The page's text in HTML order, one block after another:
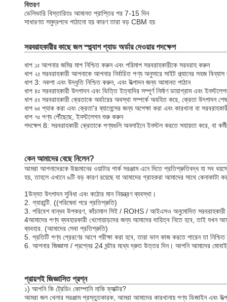
বিতরণ
ডেলিভারি বিস্তারিতঃ আমানত প্রাপ্তির পর 7-15 দিন
সাধারণত সমুদ্রপথে পাঠানো হয় কারণ তারা বড় CBM হয়
সরবরাহকারীর কাছে জল স্প্ল্যাশ প্যাড অর্ডার দেওয়ার পদক্ষেপ
ধাপ ১ঃ আপনার জমির মাপ নিশ্চিত করুন এবং পরিমাপ সরবরাহকারীকে সরবরাহ করুন
ধাপ ২ঃ সরবরাহকারী আপনাকে আপনার নির্বাচিত পণ্য অনুসারে সাইট প্ল্যানের সহজ বিন্যাস
ধাপ 3: নকশা এবং উদ্ধৃতি নিশ্চিত করুন, এবং উত্পাদন জন্য আমানত পাঠান
ধাপ ৪ঃ সরবরাহকারী উৎপাদন এবং ভিত্তি ইত্যাদির সম্পূর্ণ নির্মাণ ডায়াগ্রাম এবং
ধাপ ৫ঃ সরবরাহকারী ক্রেতাকে অর্ডারের অবস্থা সম্পর্কে অবহিত করে, ক্রেতা উৎপাদন
ধাপ ৬ঃ প্যাক করা এবং ক্রেতা'র ব্যালেন্সের জন্য অপেক্ষা করা এবং কারখানা বা
ধাপ ৭ঃ পণ্য পৌঁছেছে, ইনস্টলেশন শুরু করুন
পদক্ষেপ 8: সরবরাহকারী ক্রেতাকে পণ্যগুলি অনলাইনে ইনস্টল করতে সহায়তা করে, বা
কেন আমাদের বেছে নিলেন?
আমরা আপনাদেরকে উচ্চমানের ওয়াটার পার্ক সরঞ্জাম এনে দিতে প্রতিশ্রুতিবদ্ধ যা সব
হয়, তাহলে এখানে ৬টি বড় কারণ রয়েছে যা আমাদের গ্রাহকরা আমাদের সাথে কেনাকাটা
1উন্নত উৎপাদন সুবিধা এবং কঠোর মান নিয়ন্ত্রণ ব্যবস্থা।
2. গ্যারান্টি. ((পরিষেবা পরে প্রতিশ্রুতি)
3. পরিবেশ বান্ধব উপকরণ, কাঁচামাল সিই / ROHS / আইএসও অনুমোদিত সরবরাহকারী
4আমাদের পণ্য ব্যবহারকারী খেলোয়াড়দের জন্য আমাদের দায়িত্ব নিতে হবে, তাই যখন
ব্যবহার. (আমাদের সেবা প্রতিশ্রুতি)
5. প্রতিটি পণ্য প্রেরণের আগে পরীক্ষা করা হবে, তারা ভাল কাজ করতে পারেন তা
6. আপনার জিজ্ঞাসা / প্রশ্নের 24 ঘন্টার মধ্যে দ্রুত উত্তর দিন। আপনি আমাদের
প্রায়শই জিজ্ঞাসিত প্রশ্ন
১) আপনি কি ট্রেডিং কোম্পানি নাকি ফ্যাক্টর?
আমরা জল খেলার সরঞ্জাম প্রস্তুতকারক, আমরা আমাদের কারখানায় পণ্য ডিজাইন এবং